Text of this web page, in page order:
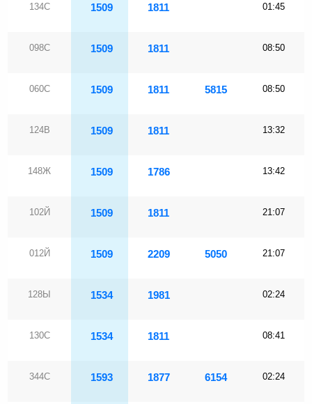
134С 1509 1811 01:45
098С 1509 1811 08:50
060С 1509 1811 5815 08:50
124В 1509 1811 13:32
148Ж 1509 1786 13:42
102Й 1509 1811 21:07
012Й 1509 2209 5050 21:07
128Ы 1534 1981 02:24
130С 1534 1811 08:41
344С 1593 1877 6154 02:24